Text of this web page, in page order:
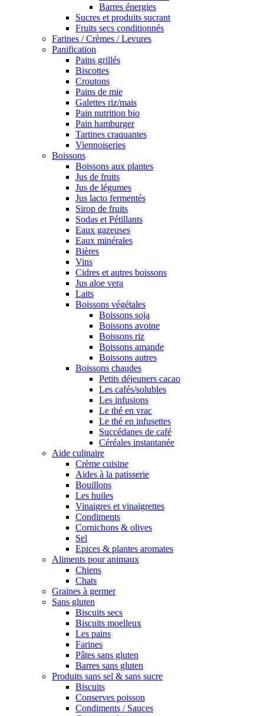
Barres énergies
Sucres et produits sucrant
Fruits secs conditionnés
Farines / Crèmes / Levures
Panification
Pains grillés
Biscottes
Croutons
Pains de mie
Galettes riz/mais
Pain nutrition bio
Pain hamburger
Tartines craquantes
Viennoiseries
Boissons
Boissons aux plantes
Jus de fruits
Jus de légumes
Jus lacto fermentés
Sirop de fruits
Sodas et Pétillants
Eaux gazeuses
Eaux minérales
Bières
Vins
Cidres et autres boissons
Jus aloe vera
Laits
Boissons végétales
Boissons soja
Boissons avoine
Boissons riz
Boissons amande
Boissons autres
Boissons chaudes
Petits déjeuners cacao
Les cafés/solubles
Les infusions
Le thé en vrac
Le thé en infusettes
Succédanes de café
Céréales instantanée
Aide culinaire
Crème cuisine
Aides à la patisserie
Bouillons
Les huiles
Vinaigres et vinaigrettes
Condiments
Cornichons & olives
Sel
Epices & plantes aromates
Aliments pour animaux
Chiens
Chats
Graines à germer
Sans gluten
Biscuits secs
Biscuits moelleux
Les pains
Farines
Pâtes sans gluten
Barres sans gluten
Produits sans sel & sans sucre
Biscuits
Conserves poisson
Condiments / Sauces